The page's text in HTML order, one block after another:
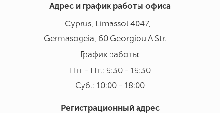
Адрес и график работы офиса
Cyprus, Limassol 4047,
Germasogeia, 60 Georgiou A Str.
График работы:
Пн. - Пт.: 9:30 - 19:30
Суб.: 10:00 - 18:00
Регистрационный адрес